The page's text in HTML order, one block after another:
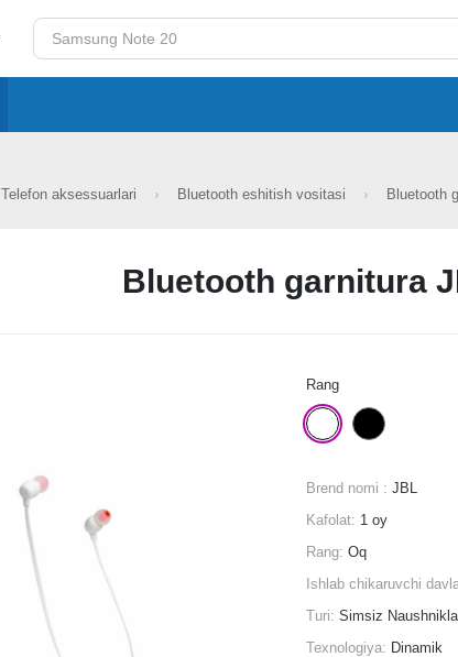
Telefon aksessuarlari Bluetooth eshitish vositasi Bluetooth
Bluetooth garnitura
Rang
Brend nomi :JBL
Kafolat: 1 oy
Rang:Oq
Ishlab chikaruvchi
Turi:Simsiz
Texnologiya: Dinamik